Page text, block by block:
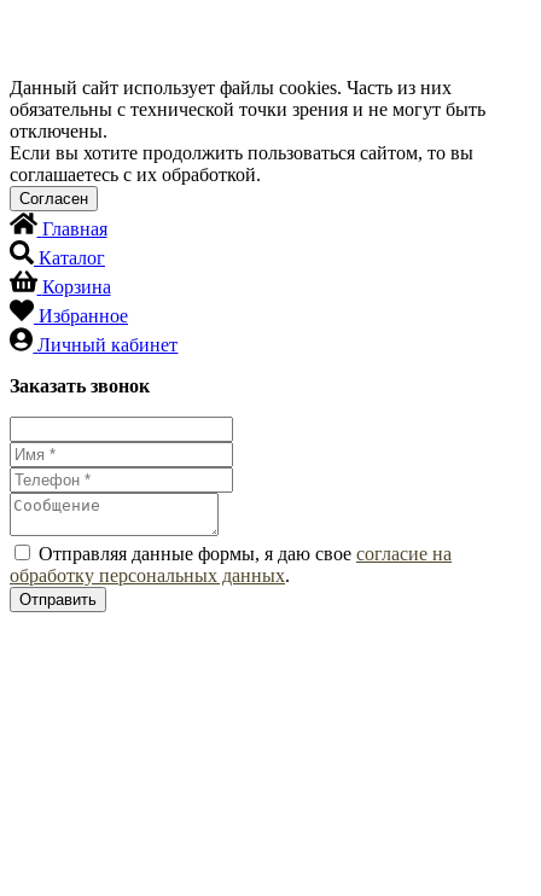
Данный сайт использует файлы cookies. Часть из них
обязательны с технической точки зрения и не могут быть
отключены.
Если вы хотите продолжить пользоваться сайтом, то вы
соглашаетесь с их обработкой.
Главная
Каталог
Корзина
Избранное
Личный кабинет
Заказать звонок
Отправляя данные формы, я даю свое согласие на
обработку персональных данных.
Отправить